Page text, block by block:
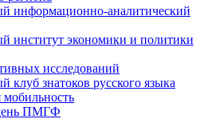
информационно-аналитический
институт экономики и политики
исследований
знатоков русского языка
мобильность
ПМГФ